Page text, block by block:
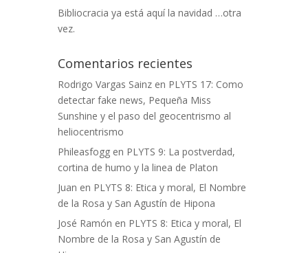
Bibliocracia ya está aquí la navidad …otra
vez.
Comentarios recientes
Rodrigo Vargas Sainz en PLYTS 17: Como
detectar fake news, Pequeña Miss
Sunshine y el paso del geocentrismo al
heliocentrismo
Phileasfogg en PLYTS 9: La postverdad,
cortina de humo y la linea de Platon
Juan en PLYTS 8: Etica y moral, El Nombre
de la Rosa y San Agustín de Hipona
José Ramón en PLYTS 8: Etica y moral, El
Nombre de la Rosa y San Agustín de